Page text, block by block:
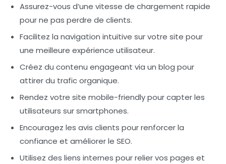
Assurez-vous d’une vitesse de chargement rapide
pour ne pas perdre de clients.
Facilitez la navigation intuitive sur votre site pour
une meilleure expérience utilisateur.
Créez du contenu engageant via un blog pour
attirer du trafic organique.
Rendez votre site mobile-friendlypour capter les
utilisateurs sur smartphones.
Encouragez les avis clients pour renforcer la
confiance et améliorer le SEO.
Utilisez des liens internes pour relier vos pages et